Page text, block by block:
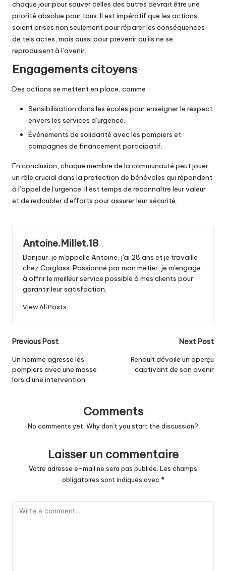
chaque jour pour sauver celles des autres devrait être une
priorité absolue pour tous. Il est impératif que les actions
soient prises non seulement pour réparer les conséquences
de tels actes, mais aussi pour prévenir qu’ils ne se
reproduisent à l’avenir.
Engagements citoyens
Des actions se mettent en place, comme :
Sensibilisation dans les écoles pour enseigner le respect
envers les services d’urgence.
Événements de solidarité avec les pompiers et
campagnes de financement participatif.
En conclusion, chaque membre de la communauté peut jouer
un rôle crucial dans la protection de bénévoles qui répondent
à l’appel de l’urgence. Il est temps de reconnaître leur valeur
et de redoubler d’efforts pour assurer leur sécurité.
Antoine.Millet.18
Bonjour, je m'appelle Antoine, j'ai 28 ans et je travaille
chez Carglass. Passionné par mon métier, je m'engage
à offrir le meilleur service possible à mes clients pour
garantir leur satisfaction.
View All Posts
Post
navigation
Previous Post
Un homme agresse les
pompiers avec une masse
lors d’une intervention
Next Post
Renault dévoile un aperçu
captivant de son avenir
Comments
No comments yet. Why don’t you start the discussion?
Laisser un commentaire
Votre adresse e-mail ne sera pas publiée. Les champs
obligatoires sont indiqués avec *